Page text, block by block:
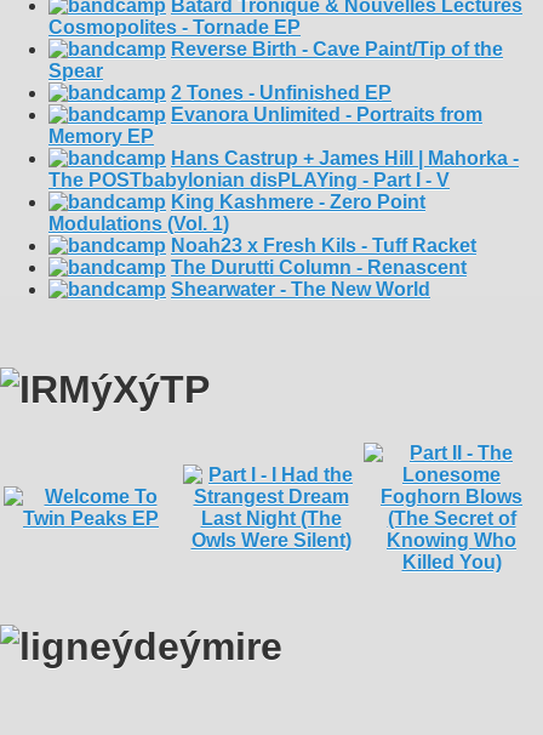
Batard Tronique & Nouvelles Lectures
Cosmopolites - Tornade EP
Reverse Birth - Cave Paint/Tip of the
Spear
2 Tones - Unfinished EP
Evanora Unlimited - Portraits from
Memory EP
Hans Castrup + James Hill | Mahorka -
The POSTbabylonian disPLAYing - Part I - V
King Kashmere - Zero Point
Modulations (Vol. 1)
Noah23 x Fresh Kils - Tuff Racket
The Durutti Column - Renascent
Shearwater - The New World